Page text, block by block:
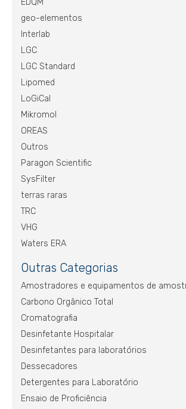
EDQM
geo-elementos
Interlab
LGC
LGC Standard
Lipomed
LoGiCal
Mikromol
OREAS
Outros
Paragon Scientific
SysFilter
terras raras
TRC
VHG
Waters ERA
Outras Categorias
Amostradores e equipamentos de
Carbono Orgânico Total
Cromatografia
Desinfetante Hospitalar
Desinfetantes para laboratórios
Dessecadores
Detergentes para Laboratório
Ensaio de Proficiência